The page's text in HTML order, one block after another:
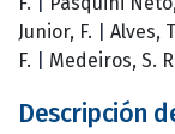
Junior, F.
Alves,
F.
Medeiros, S.
Descripción